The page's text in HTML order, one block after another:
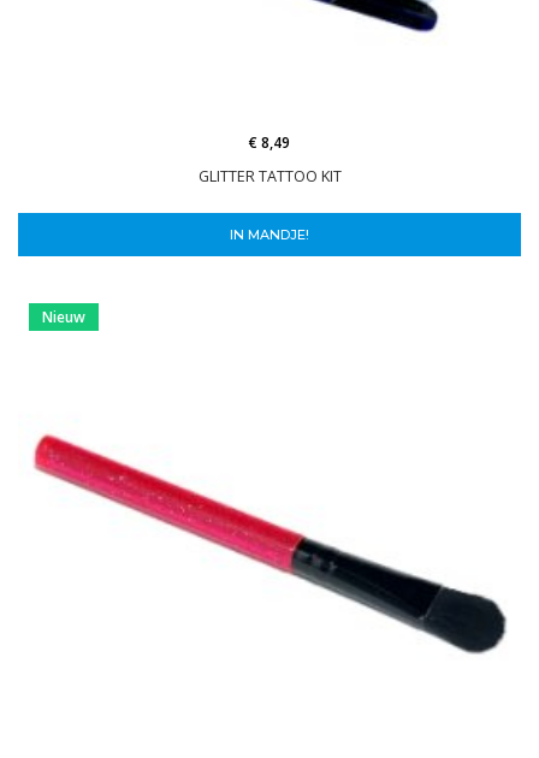
GLITTER TATTOO KIT
€ 8,49
IN MANDJE!
Nieuw